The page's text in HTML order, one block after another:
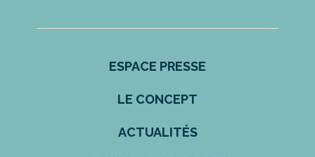
ESPACE PRESSE
LE CONCEPT
ACTUALITÉS